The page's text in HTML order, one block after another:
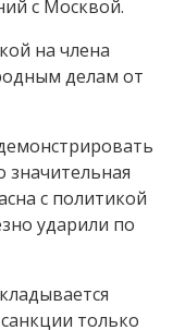
с Москвой.
на члена
делам от
значительная
с политикой
ударили по
только